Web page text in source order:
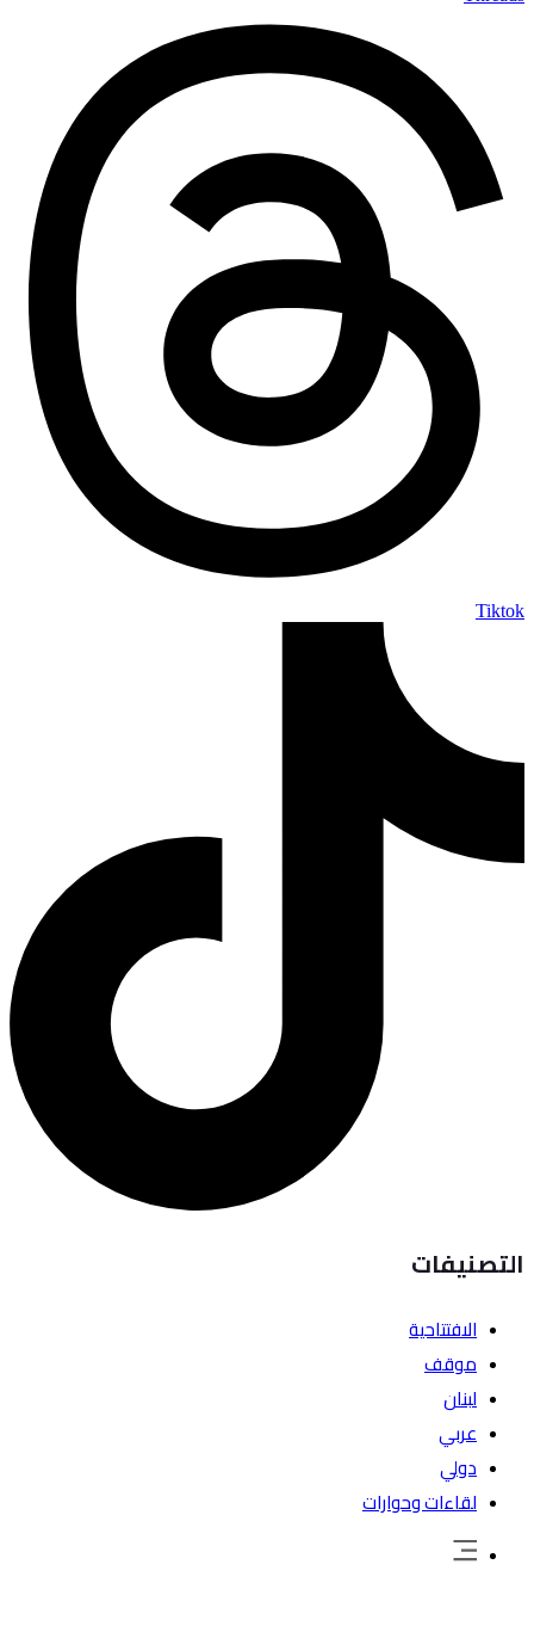
Tiktok
التصنيفات
الافتتاحية
موقف
لبنان
عربي
دولي
لقاءات وحوارات